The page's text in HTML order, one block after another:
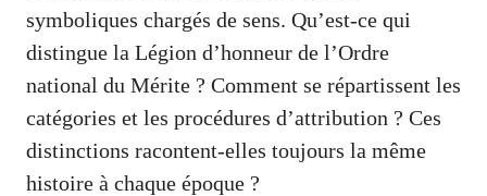
symboliques chargés de sens. Qu’est-ce qui
distingue la Légion d’honneur de l’Ordre
national du Mérite ? Comment se répartissent les
catégories et les procédures d’attribution ? Ces
distinctions racontent-elles toujours la même
histoire à chaque époque ?